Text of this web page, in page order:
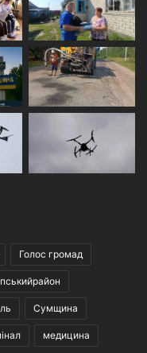
Голос громад
Сумщина
медицина